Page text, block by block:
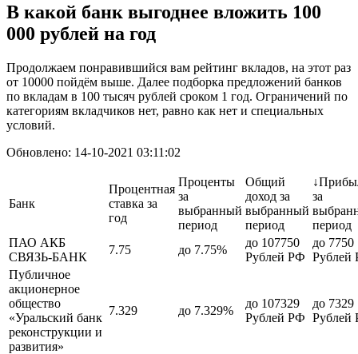
В какой банк выгоднее вложить 100
000 рублей на год
Продолжаем понравившийся вам рейтинг вкладов, на этот раз
от 10000 пойдём выше. Далее подборка предложений банков
по вкладам в 100 тысяч рублей сроком 1 год. Ограничений по
категориям вкладчиков нет, равно как нет и специальных
условий.
Обновлено: 14-10-2021 03:11:02
Банк
Процентная
ставка за
год
Проценты
за
выбранный
период
Общий
доход за
выбранный
период
за
период
ПАО АКБ
СВЯЗЬ-БАНК
7.75 до 7.75%
до 107750
Рублей РФ
до 7750
Рублей
Публичное
акционерное
общество
«Уральский банк
реконструкции и
развития»
7.329 до 7.329%
до 107329
Рублей РФ
до 7329
Рублей